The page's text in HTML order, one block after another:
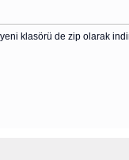
klasörü de zip olarak